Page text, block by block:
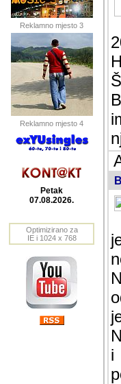
Reklamno mjesto 3
Reklamno mjesto 4
Petak
07.08.2026.
Optimizirano za
IE i 1024 x 768
i